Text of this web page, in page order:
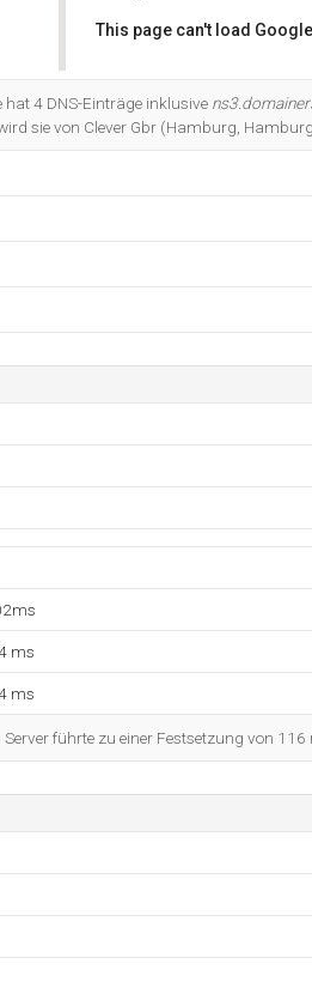
This page can't load
4 DNS-Einträge inklusive
sie von Clever Gbr (Hamburg,
ms
ms
führte zu einer Festsetzung von 116